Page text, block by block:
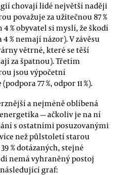
chovají lidé největší naději
považuje za užitečnou 87 %
% obyvatel si myslí, že škodí
% nemají názor). V závěsu
větrné, které se těší
za špatnou). Třetím
jsou výpočetní
77 %, odpor 11 %).
a nejméně oblíbená
— ačkoliv je na ní
s ostatními posuzovanými
než půlstoletí starou
% dotázaných, stejné
nemá vyhraněný postoj
následující graf: